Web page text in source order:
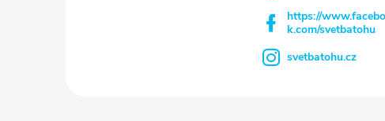
https://
k.com/svetbatohu
svetbatohu.cz